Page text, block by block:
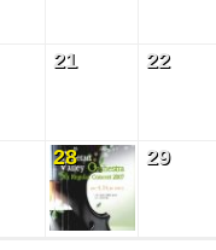
21
21 22
22
28
28 29
29